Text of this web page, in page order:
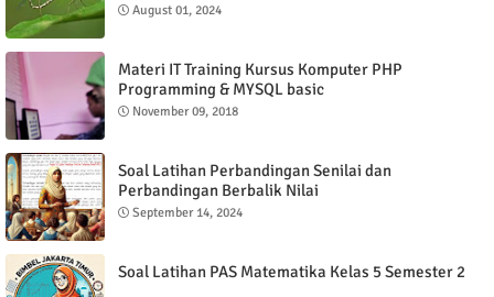
August 01, 2024
Materi IT Training Kursus Komputer PHP
Programming & MYSQL basic
November 09, 2018
Soal Latihan Perbandingan Senilai dan
Perbandingan Berbalik Nilai
September 14, 2024
Soal Latihan PAS Matematika Kelas 5 Semester 2